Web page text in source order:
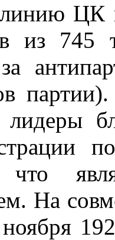
ЦК
из 745
за
что
На